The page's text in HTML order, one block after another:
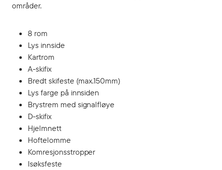
områder.
8 rom
Lys innside
Kartrom
A-skifix
Bredt skifeste (max.150mm)
Lys farge på innsiden
Brystrem med signalfløye
D-skifix
Hjelmnett
Hoftelomme
Komresjonsstropper
Isøksfeste